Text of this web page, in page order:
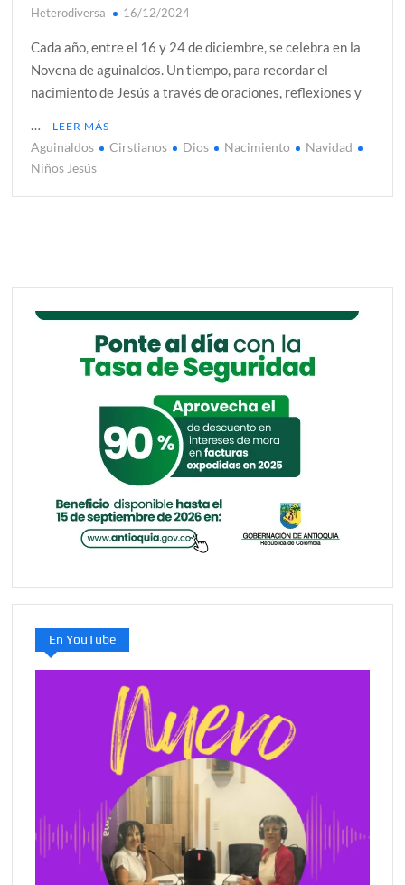
Heterodiversa 16/12/2024
Cada año, entre el 16 y 24 de diciembre, se celebra en la
Novena de aguinaldos. Un tiempo, para recordar el
nacimiento de Jesús a través de oraciones, reflexiones y
LEER MÁS
Aguinaldos Cirstianos Dios Nacimiento
Navidad
Niños Jesús
En YouTube